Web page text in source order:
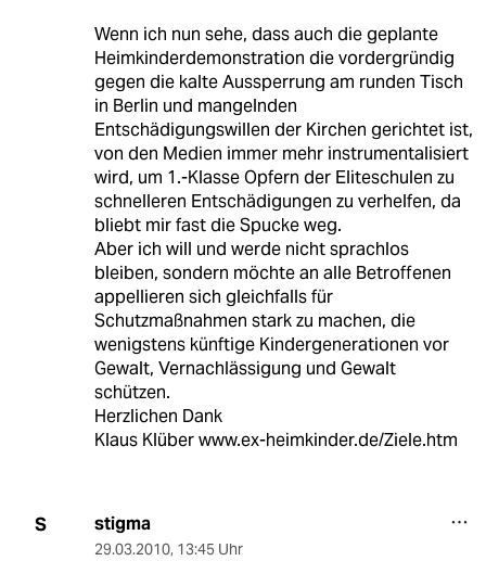
Wenn ich nun sehe, dass auch die geplante
Heimkinderdemonstration die vordergründig
gegen die kalte Aussperrung am runden Tisch
in Berlin und mangelnden
Entschädigungswillen der Kirchen gerichtet ist,
von den Medien immer mehr instrumentalisiert
wird, um 1.-Klasse Opfern der Eliteschulen zu
schnelleren Entschädigungen zu verhelfen, da
bliebt mir fast die Spucke weg.
Aber ich will und werde nicht sprachlos
bleiben, sondern möchte an alle Betroffenen
appellieren sich gleichfalls für
Schutzmaßnahmen stark zu machen, die
wenigstens künftige Kindergenerationen vor
Gewalt, Vernachlässigung und Gewalt
schützen.
Herzlichen Dank
Klaus Klüber www.ex-heimkinder.de/Ziele.htm
S stigma
29.03.2010, 13:45 Uhr